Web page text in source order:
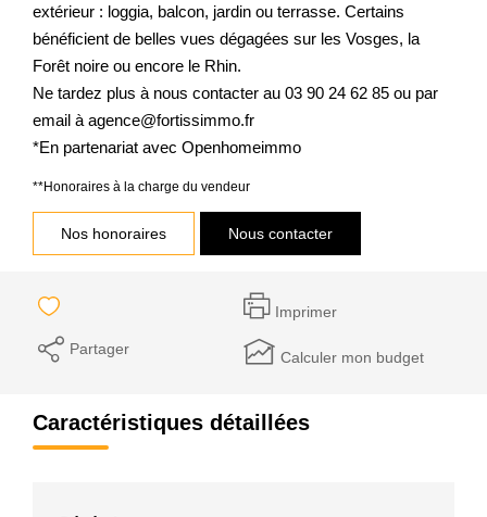
extérieur : loggia, balcon, jardin ou terrasse. Certains
bénéficient de belles vues dégagées sur les Vosges, la
Forêt noire ou encore le Rhin.
Ne tardez plus à nous contacter au 03 90 24 62 85 ou par
email à agence@fortissimmo.fr
*En partenariat avec Openhomeimmo
**Honoraires à la charge du vendeur
Nos honoraires Nous contacter
Imprimer
Partager Calculer mon budget
Caractéristiques détaillées